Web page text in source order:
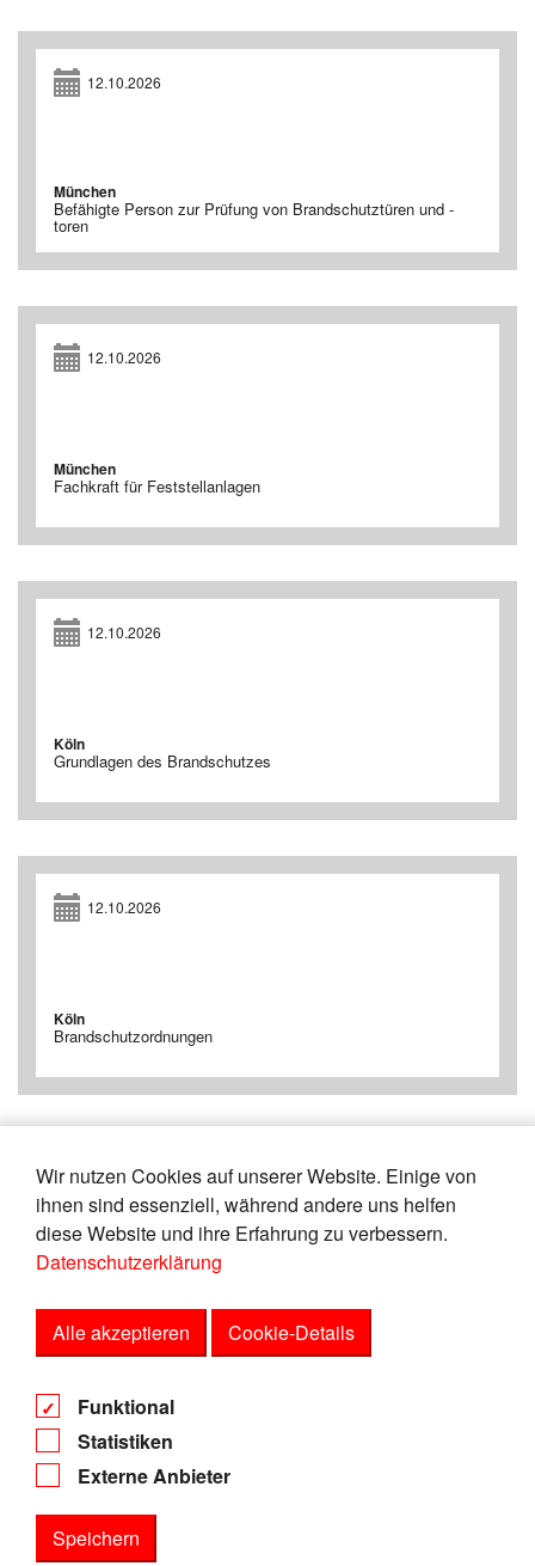
Wir nutzen Cookies auf unserer Website. Einige von
ihnen sind essenziell, während andere uns helfen
diese Website und ihre Erfahrung zu verbessern.
Datenschutzerklärung
Alle akzeptieren Cookie-Details
Funktional
Statistiken
Externe Anbieter
Speichern
12.10.2026
München
Befähigte Person zur Prüfung von Brandschutztüren und -
toren
12.10.2026
München
Fachkraft für Feststellanlagen
12.10.2026
Köln
Grundlagen des Brandschutzes
12.10.2026
Köln
Brandschutzordnungen
« 8 9 10 11 12 13 14
15
16
17 »
Impressum